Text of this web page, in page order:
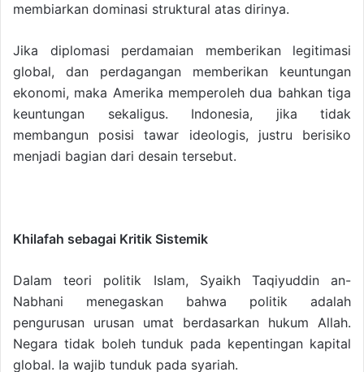
membiarkan dominasi struktural atas dirinya.
Jika diplomasi perdamaian memberikan legitimasi
global, dan perdagangan memberikan keuntungan
ekonomi, maka Amerika memperoleh dua bahkan tiga
keuntungan sekaligus. Indonesia, jika tidak
membangun posisi tawar ideologis, justru berisiko
menjadi bagian dari desain tersebut.
Khilafah sebagai Kritik Sistemik
Dalam teori politik Islam, Syaikh Taqiyuddin an-
Nabhani menegaskan bahwa politik adalah
pengurusan urusan umat berdasarkan hukum Allah.
Negara tidak boleh tunduk pada kepentingan kapital
global. Ia wajib tunduk pada syariah.